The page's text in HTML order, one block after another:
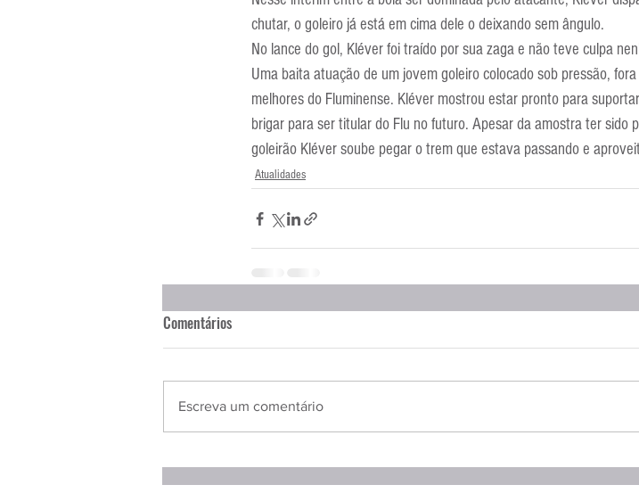
chutar, o goleiro já está em cima dele o deixando sem ângulo.
No lance do gol, Kléver foi traído por sua zaga e não teve culpa
Uma baita atuação de um jovem goleiro colocado sob pressão,
melhores do Fluminense. Kléver mostrou estar pronto para
brigar para ser titular do Flu no futuro. Apesar da amostra ter sido
goleirão Kléver soube pegar o trem que estava passando e
Atualidades
Comentários
Escreva um comentário